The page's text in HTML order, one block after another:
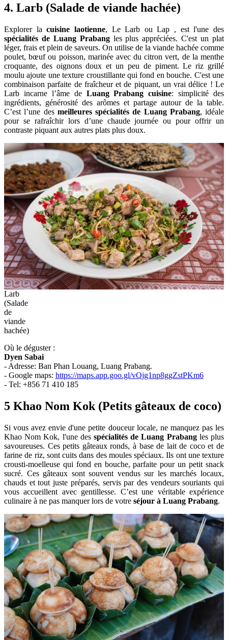
4. Larb (Salade de viande hachée)
Explorer lacuisine laotienne, Le Larb ou Lap , est l'une des
spécialités de Luang Prabangles plus appréciées. C'est un plat
léger, frais et plein de saveurs. On utilise de la viande hachée comme
poulet, bœuf ou poisson, marinée avec du citron vert, de la menthe
croquante, des oignons doux et un peu de piment. Le riz grillé
moulu ajoute une texture croustillante qui fond en bouche. C'est une
combinaison parfaite de fraîcheur et de piquant, un vrai délice ! Le
Larb incarne l’âme de Luang Prabang cuisine: simplicité des
ingrédients, générosité des arômes et partage autour de la table.
C’est l’une des meilleures spécialités de Luang Prabang, idéale
pour se rafraîchir lors d’une chaude journée ou pour offrir un
contraste piquant aux autres plats plus doux.
Larb
(Salade
de
viande
hachée)
Où le déguster :
Dyen Sabai
- Adresse: Ban Phan Louang, Luang Prabang.
- Google maps: https://maps.app.goo.gl/vQjg1np8ggZstPKm6
- Tel: +856 71 410 185
5 Khao Nom Kok (Petits gâteaux de coco)
Si vous avez envie d'une petite douceur locale, ne manquez pas les
Khao Nom Kok, l'une des spécialités de Luang Prabangles plus
savoureuses. Ces petits gâteaux ronds, à base de lait de coco et de
farine de riz, sont cuits dans des moules spéciaux. Ils ont une texture
crousti-moelleuse qui fond en bouche, parfaite pour un petit snack
sucré. Ces gâteaux sont souvent vendus sur les marchés locaux,
chauds et tout juste préparés, servis par des vendeurs souriants qui
vous accueillent avec gentillesse. C’est une véritable expérience
culinaire à ne pas manquer lors de votre séjour à Luang Prabang.